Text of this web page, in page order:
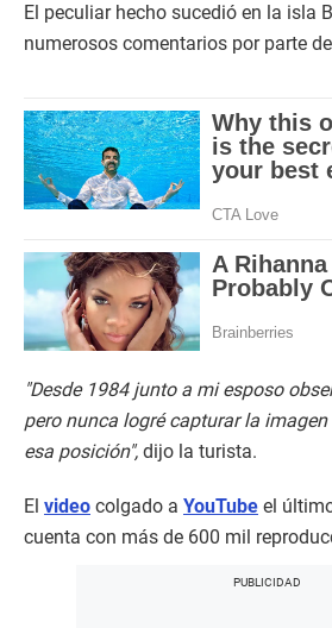
El peculiar hecho sucedió en la isla
numerosos comentarios por parte
"Desde 1984 junto a mi esposo
pero nunca logré capturar la
esa posición", dijo la turista.
El video colgado a YouTube el
cuenta con más de 600 mil